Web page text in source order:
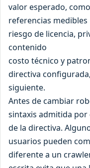
valor esperado,
referencias medibles
riesgo de licencia,
contenido
costo técnico y
directiva
siguiente.
Antes de cambiar
sintaxis admitida por
de la directiva.
usuarios pueden
diferente a un